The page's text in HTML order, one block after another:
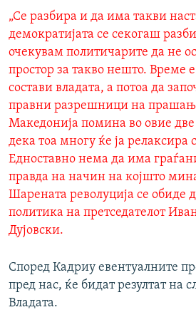
„Се разбира и да има такви
демократијата се секогаш
очекувам политичарите да не
простор за такво нешто. Време е
состави владата, а потоа да
правни разрешници на
Македонија помина во овие
дека тоа многу ќе ја релаксира
Едноставно нема да има
правда на начин на којшто
Шарената револуција се обиде
политика на претседателот
Дујовски.
Според Кадриу евентуалните
пред нас, ќе бидат резултат на
Владата.